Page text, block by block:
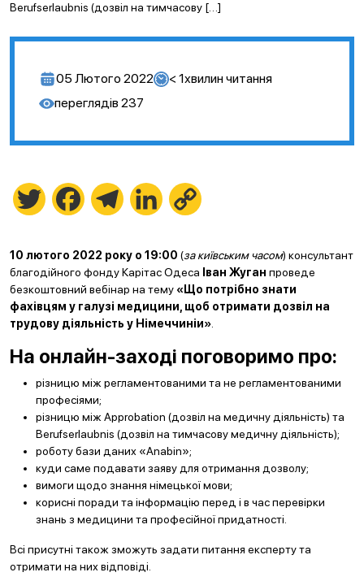
Berufserlaubnis (дозвіл на тимчасову […]
05 Лютого 2022 < 1хвилин читання
переглядів 237
Twitter FacebookTelegramLinkedIn
10 лютого 2022 року о 19:00 (за київським часом) консультант
благодійного фонду Карітас Одеса Іван Жуган проведе
безкоштовний вебінар на тему «Що потрібно знати
фахівцям у галузі медицини, щоб отримати дозвіл на
трудову діяльність у Німеччиніи»
На онлайн-заході поговоримо про:
різницю між регламентованими та не регламентованими
професіями;
різницю між Approbation (дозвіл на медичну діяльність) та
Berufserlaubnis (дозвіл на тимчасову медичну діяльність);
роботу бази даних «Anabin»;
куди саме подавати заяву для отримання дозволу;
вимоги щодо знання німецької мови;
корисні поради та інформацію перед і в час перевірки
знань з медицини та професійної придатності.
Всі присутні також зможуть задати питання експерту та
отримати на них відповіді.